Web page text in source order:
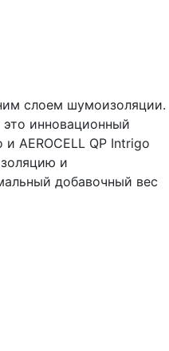
слоем шумоизоляции.
инновационный
и AEROCELL QP Intrigo
и
добавочный вес